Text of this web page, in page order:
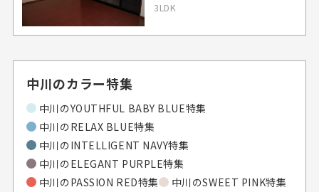
3LDK
中川のカラー特集
中川のYOUTHFUL BABY BLUE特集
中川のRELAX BLUE特集
中川のINTELLIGENT NAVY特集
中川のELEGANT PURPLE特集
中川のPASSION RED特集 中川のSWEET PINK特集